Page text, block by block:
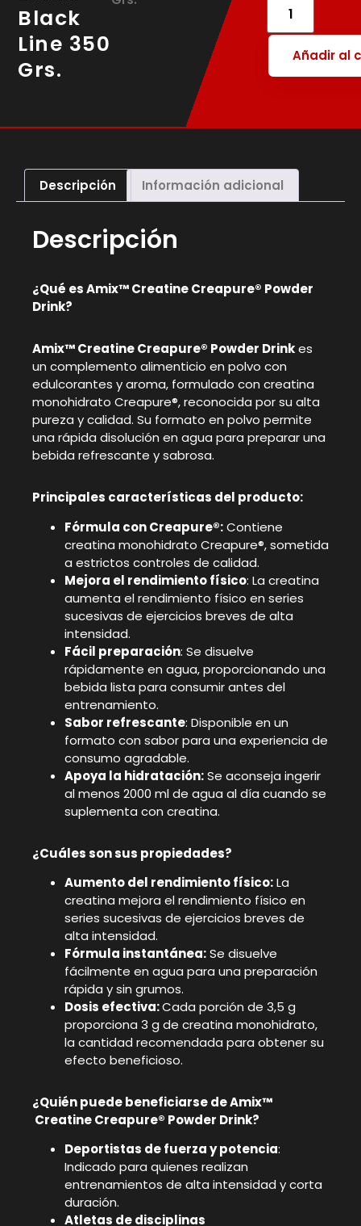
Black
Line 350
Grs.
Añadir al
Descripción Información adicional
Descripción
¿Qué es Amix™ Creatine Creapure® Powder
Drink?
Amix™ Creatine Creapure® Powder Drinkes
un complemento alimenticio en polvo con
edulcorantes y aroma, formulado con creatina
monohidrato Creapure®, reconocida por su alta
pureza y calidad. Su formato en polvo permite
una rápida disolución en agua para preparar una
bebida refrescante y sabrosa.
Principales características del producto:
Fórmula con Creapure®:Contiene
creatina monohidrato Creapure®, sometida
a estrictos controles de calidad.
Mejora el rendimiento físico: La creatina
aumenta el rendimiento físico en series
sucesivas de ejercicios breves de alta
intensidad.
Fácil preparación: Se disuelve
rápidamente en agua, proporcionando una
bebida lista para consumir antes del
entrenamiento.
Sabor refrescante: Disponible en un
formato con sabor para una experiencia de
consumo agradable.
Apoya la hidratación:Se aconseja ingerir
al menos 2000 ml de agua al día cuando se
suplementa con creatina.
¿Cuáles son sus propiedades?
Aumento del rendimiento físico:La
creatina mejora el rendimiento físico en
series sucesivas de ejercicios breves de
alta intensidad.
Fórmula instantánea:Se disuelve
fácilmente en agua para una preparación
rápida y sin grumos.
Dosis efectiva:Cada porción de 3,5 g
proporciona 3 g de creatina monohidrato,
la cantidad recomendada para obtener su
efecto beneficioso.
¿Quién puede beneficiarse de Amix™
Creatine Creapure® Powder Drink?
Deportistas de fuerza y potencia:
Indicado para quienes realizan
entrenamientos de alta intensidad y corta
duración.
Atletas de disciplinas